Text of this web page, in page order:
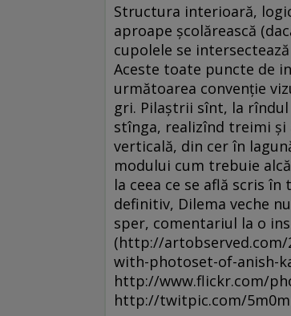
Structura interioară,
aproape şcolărească
cupolele se
Aceste toate puncte de
următoarea convenţie
gri. Pilaştrii sînt, la
stînga, realizînd treimi şi
verticală, din cer în
modului cum trebuie
la ceea ce se află scris
definitiv, Dilema veche
sper, comentariul la o
(http://artobserved.com/
with-photoset-of-anish-
http://www.flickr.com/
http://twitpic.com/